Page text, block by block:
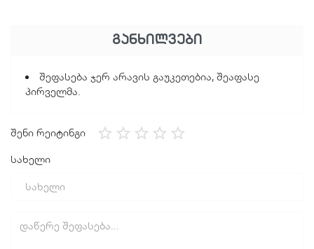
მარცხნივ
558 ლ
ᲒᲐᲜᲮᲘᲚᲕᲔᲑᲘ
შეფასება ჯერ არავის გაუკეთებია, შეაფასე
პირველმა.
შენი რეიტინგი
სახელი